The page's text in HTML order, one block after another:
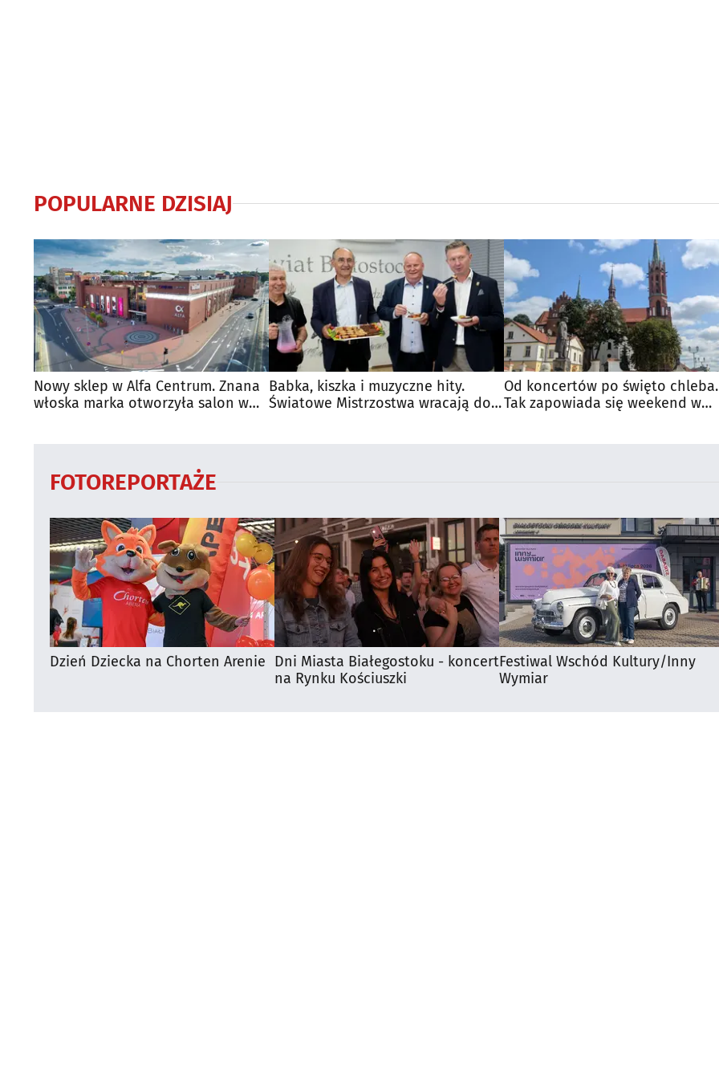
POPULARNE DZISIAJ
Nowy sklep w Alfa Centrum. Znana
włoska marka otworzyła salon w
Babka, kiszka i muzyczne hity.
Światowe Mistrzostwa wracają do
Od koncertów po święto chleba.
Tak zapowiada się weekend w
FOTOREPORTAŻE
Dzień Dziecka na Chorten Arenie Dni Miasta Białegostoku - koncert
na Rynku Kościuszki
Festiwal Wschód Kultury/Inny
Wymiar